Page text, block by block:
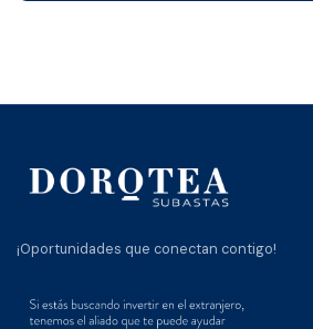
¡Oportunidades que conectan contigo!